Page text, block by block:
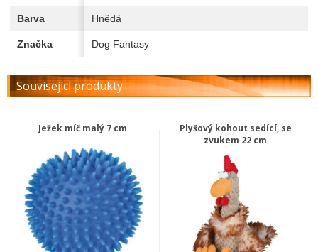
Barva Hnědá
Značka Dog Fantasy
Související produkty
Ježek míč malý 7 cm
Plyšový kohout sedící, se
zvukem 22 cm